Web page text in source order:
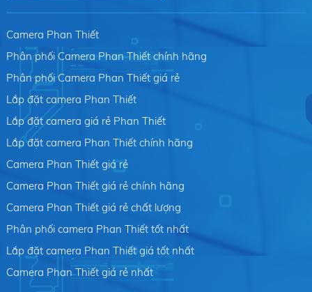
Camera Phan Thiết
Phân phối Camera Phan Thiết chính hãng
Phân phối Camera Phan Thiết giá rẻ
Lắp đặt camera Phan Thiết
Lắp đặt camera giá rẻ Phan Thiết
Lắp đặt camera Phan Thiết chính hãng
Camera Phan Thiết giá rẻ
Camera Phan Thiết giá rẻ chính hãng
Camera Phan Thiết giá rẻ chất lượng
Phân phối camera Phan Thiết tốt nhất
Lắp đặt camera Phan Thiết giá tốt nhất
Camera Phan Thiết giá rẻ nhất